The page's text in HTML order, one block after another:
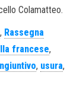
Colamatteo.
, Rassegna
francese,
, usura,